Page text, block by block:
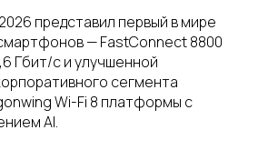
представил первый в мире
— FastConnect 8800
Гбит/с и улучшенной
сегмента
Wi-Fi 8 платформы с
AI.